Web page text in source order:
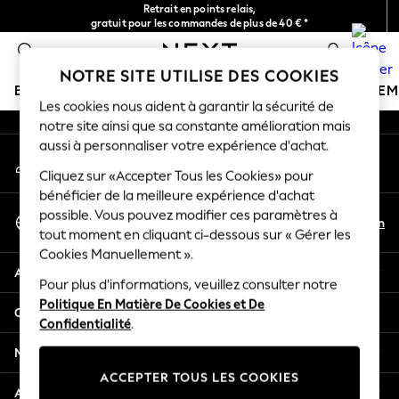
Retrait en points relais,
gratuit pour les commandes de plus de 40 € *
Livraison en 2-3 jours ouvrés*
BOUTIQUE VACANCES
HOLIDAY SHOP
Women's Holiday Shop
All Swimwear
All Beachwear
Bags & Accessories
Beach Dresses & Kaftans
Dresses
Flip Flops
Sliders
Jumpsuits & Playsuits
Linen Collection
Sandals
An error occurred on client
Nos réseaux sociaux
Mon compte
Connexion à votre compte
Sélectionnez Votre Langue
Français
En
Aide
Confidentialité et mentions légales
Ministères
Autres services
NOTRE SITE UTILISE DES COOKIES
Les cookies nous aident à garantir la sécurité de
notre site ainsi que sa constante amélioration mais
aussi à personnaliser votre expérience d'achat.
Cliquez sur «Accepter Tous les Cookies» pour
bénéficier de la meilleure expérience d'achat
possible. Vous pouvez modifier ces paramètres à
tout moment en cliquant ci-dessous sur « Gérer les
Cookies Manuellement ».
Pour plus d'informations, veuillez consulter notre
Politique En Matière De Cookies et De
Confidentialité.
ACCEPTER TOUS LES COOKIES